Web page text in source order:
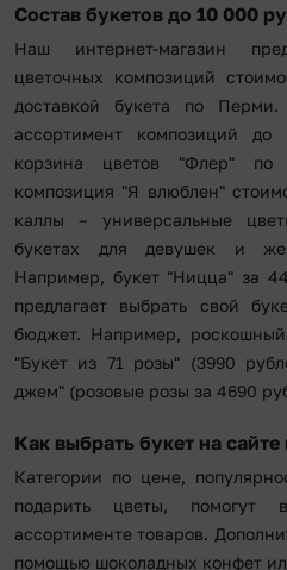
Состав букетов до 10 000
Наш интернет-магазин
цветочных композиций
доставкой букета по
ассортимент композиций
корзина цветов "Флер"
композиция "Я влюблен"
каллы – универсальные
букетах для девушек и
Например, букет "Ницца" за
предлагает выбрать свой
бюджет. Например,
"Букет из 71 розы" (3990
джем" (розовые розы за 4690
Как выбрать букет на
Категории по цене,
подарить цветы, помогут
ассортименте товаров.
помощью шоколадных конфет